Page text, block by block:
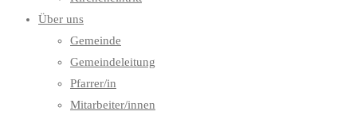
Über uns
Gemeinde
Gemeindeleitung
Pfarrer/in
Mitarbeiter/innen